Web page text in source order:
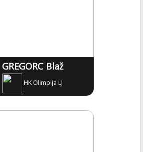
GREGORC Blaž
HK Olimpija LJ